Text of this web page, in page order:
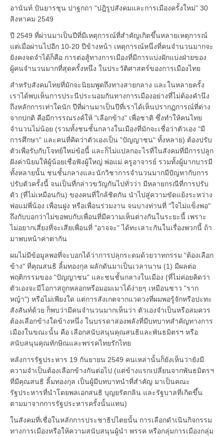
อานันท์ ปันยารชุน ปาฐกถา "ปฎิรูปสังคมและการเมืองครั้งใหม่" 30
สิงหาคม 2549
ปี 2549 ที่ผ่านมาเป็นปีที่มีเหตุการณ์ที่สำคัญเกิดขึ้นหลายเหตุการณ์
แต่เมื่อผ่านไปอีก 10-20 ปีข้างหน้า เหตุการณ์หนึ่งที่คนจำนวนมากจะ
ยังคงจดจำได้ก็คือ การต่อสู้ทางการเมืองที่มีการแบ่งฝักแบ่งฝ่ายของ
ผู้คนจำนวนมากที่สุดครั้งหนึ่ง ในประวัติศาสตร์ของการเมืองไทย
สำหรับสังคมไทยที่มักจะนิยมพูดถึงทางสายกลาง และในหลายครั้ง
เราได้พบเห็นการประนีประนอมกันทางการเมืองอย่างที่ไม่ต้องคำนึง
ถึงหลักการเท่าใดนัก ปีที่ผ่านมาเป็นปีที่เราได้เห็นปรากฏการณ์ที่ต่าง
จากปกติ คือมีการรณรงค์ให้ "เลือกข้าง" เพื่อชาติ ซึ่งทำให้คนไทย
จำนวนไม่น้อย (รวมทั้งชนชั้นกลางในเมืองที่มักจะเชื่อว่าตัวเอง "มี
การศึกษา" และคนที่คิดว่าตัวเองเป็น "ปัญญาชน" ทั้งหลาย) ต้องปรับ
ตัวเพื่อรับกับโจทย์ใหม่ข้อนี้ และก็ไม่แปลกอะไรที่ในสังคมที่มีการปลูก
ฝังค่านิยมให้ผู้น้อยเชื่อฟังผู้ใหญ่ พ่อแม่ ครูอาจารย์ รวมทั้งผู้มากบารมี
ทั้งหลายนั้น ชนชั้นกลางและนักวิชาการจำนวนมากมีปัญหากับการ
ปรับตัวครั้งนี้ จนเป็นที่กล่าวขวัญกันไปทั่วว่า มีหลายกรณีที่การปรับ
ตัว (ที่ไม่เหมือนกัน) ของคนที่ใกล้ชิดกัน นำไปสู่ความขัดแย้งระหว่าง
พ่อแม่พี่น้อง เพื่อนฝูง หรือเพื่อนร่วมงาน จนบางท่านที่ "ใจไม่แข็งพอ"
ถึงกับบอกว่าไม่ขอพบกับเพื่อนที่มีความเห็นต่างกันในระยะนี้ เพราะ
ไม่อยากเสี่ยงที่จะเสียเพื่อนที่ "อาจจะ" ได้ทะเลาะกันในเรื่องพวกนี้ ถ้า
มาพบหน้าค่าตากัน
ผมไม่มีข้อมูลพอที่จะบอกได้ว่าการปลุกระดมด้วยวาทกรรม "ต้องเลือก
ข้าง" ที่คุณสนธิ ลิ้มทองกุล ผลักดันมาเป็นเวลานาน (1) มีผลต่อ
พฤติกรรมของ "ปัญญาชน" และชนชั้นกลางในเมือง (ที่ไม่ค่อยคิดว่า
ตัวเองจะมีโอกาสถูกหลอกหรือมอมเมาได้ง่ายๆ เหมือนชาว "ราก
หญ้า") หรือไม่เพียงใด แต่การสังเกตจากแวดวงที่ผมพอรู้จักหรือปะทะ
สังสันท์ด้วย ก็พบว่ามีคนจำนวนมากเห็นว่า ตัวเองจำเป็นหรือสมควร
ต้องเลือกข้างใดข้างหนึ่ง ในบรรดาสองพลังที่มีบทบาทสำคัญทางการ
เมืองในขณะนั้น คือ เลือกสนับสนุนคุณสนธิและพันธมิตรฯ หรือ
สนับสนุนคุณทักษิณและพรรคไทยรักไทย
หลังการรัฐประหาร 19 กันยายน 2549 คนเหล่านั้นก็ยังเห็นว่ายังมี
ความจำเป็นต้องเลือกข้างกันต่อไป (แต่ข้างแรกเปลี่ยนจากพันธมิตรฯ
ที่มีคุณสนธิ ลิ้มทองกุล เป็นผู้มีบทบาทนำที่สำคัญ มาเป็นคณะ
รัฐประหารที่นำโดยพลเอกสนธิ บุญยรัตกลิน และรัฐบาลที่เกิดขึ้น
ตามมาจากการรัฐประหารครั้งนั้นแทน)
ในสังคมที่เชื่อในหลักการประชาธิปไตยนั้น การเลือกดำเนินกิจกรรม
ทางการเมืองหรือให้ความสนับสนุนผู้นำ พรรค หรือกลุ่มการเมืองกลุ่ม